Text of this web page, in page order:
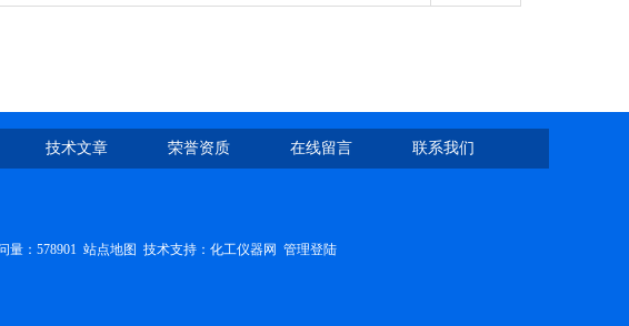
技术文章 荣誉资质 在线留言 联系我们
量：578901 站点地图 技术支持： 化工仪器网 管理登陆